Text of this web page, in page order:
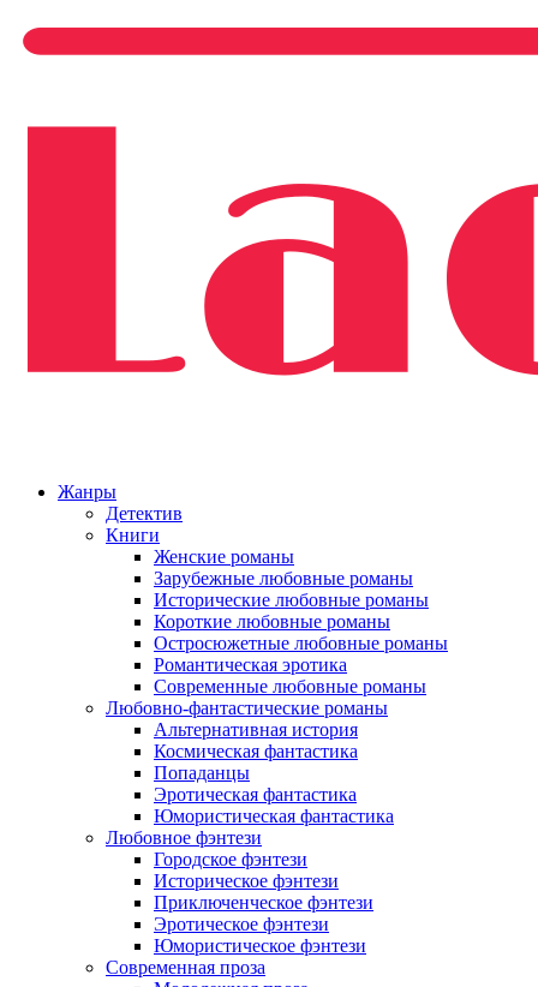
Жанры
Детектив
Книги
Женские романы
Зарубежные любовные романы
Исторические любовные романы
Короткие любовные романы
Остросюжетные любовные романы
Романтическая эротика
Современные любовные романы
Любовно-фантастические романы
Альтернативная история
Космическая фантастика
Попаданцы
Эротическая фантастика
Юмористическая фантастика
Любовное фэнтези
Городское фэнтези
Историческое фэнтези
Приключенческое фэнтези
Эротическое фэнтези
Юмористическое фэнтези
Современная проза